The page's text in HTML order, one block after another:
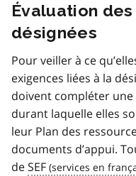
Évaluation
désignées
Pour veiller à ce
exigences liées à la
doivent compléter
durant laquelle elles
leur Plan des
documents d’appui.
deSEF